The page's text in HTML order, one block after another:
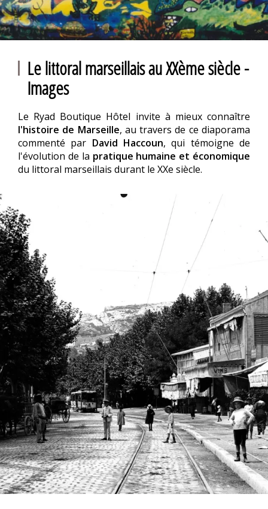
Le littoral marseillais au XXème siècle -
Images
Le Ryad Boutique Hôtel invite à mieux connaître
l'histoire de Marseille, au travers de ce diaporama
commenté par David Haccoun, qui témoigne de
l'évolution de la pratique humaine et économique
du littoral marseillais durant le XXe siècle.